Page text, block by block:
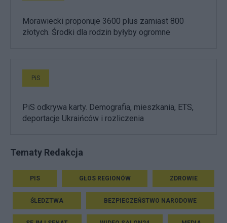
Morawiecki proponuje 3600 plus zamiast 800
złotych. Środki dla rodzin byłyby ogromne
PiS
PiS odkrywa karty. Demografia, mieszkania, ETS,
deportacje Ukraińców i rozliczenia
Tematy Redakcja
PIS GŁOS REGIONÓW ZDROWIE
ŚLEDZTWA BEZPIECZEŃSTWO NARODOWE